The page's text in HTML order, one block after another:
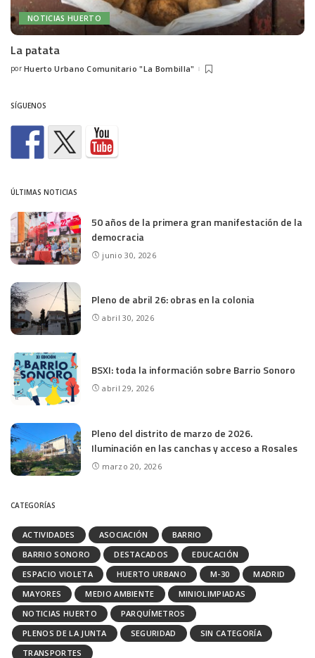
NOTICIAS HUERTO
La patata
Posted
por Huerto Urbano Comunitario "La Bombilla"
SÍGUENOS
ÚLTIMAS NOTICIAS
50 años de la primera gran manifestación de la
democracia
junio 30, 2026
Pleno de abril 26: obras en la colonia
abril 30, 2026
BSXI: toda la información sobre Barrio Sonoro
abril 29, 2026
Pleno del distrito de marzo de 2026.
Iluminación en las canchas y acceso a Rosales
marzo 20, 2026
CATEGORÍAS
ACTIVIDADES ASOCIACIÓN
BARRIO
BARRIO SONORO
DESTACADOS
EDUCACIÓN
ESPACIO VIOLETA
HUERTO URBANO M-30
MADRID
MAYORES
MEDIO AMBIENTE
MINIOLIMPIADAS
NOTICIAS HUERTO
PARQUÍMETROS
PLENOS DE LA JUNTA
SEGURIDAD
SIN CATEGORÍA
TRANSPORTES